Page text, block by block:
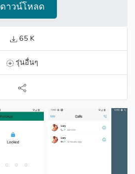
ดาวน์โหลด
65 K
รุ่นอื่นๆ